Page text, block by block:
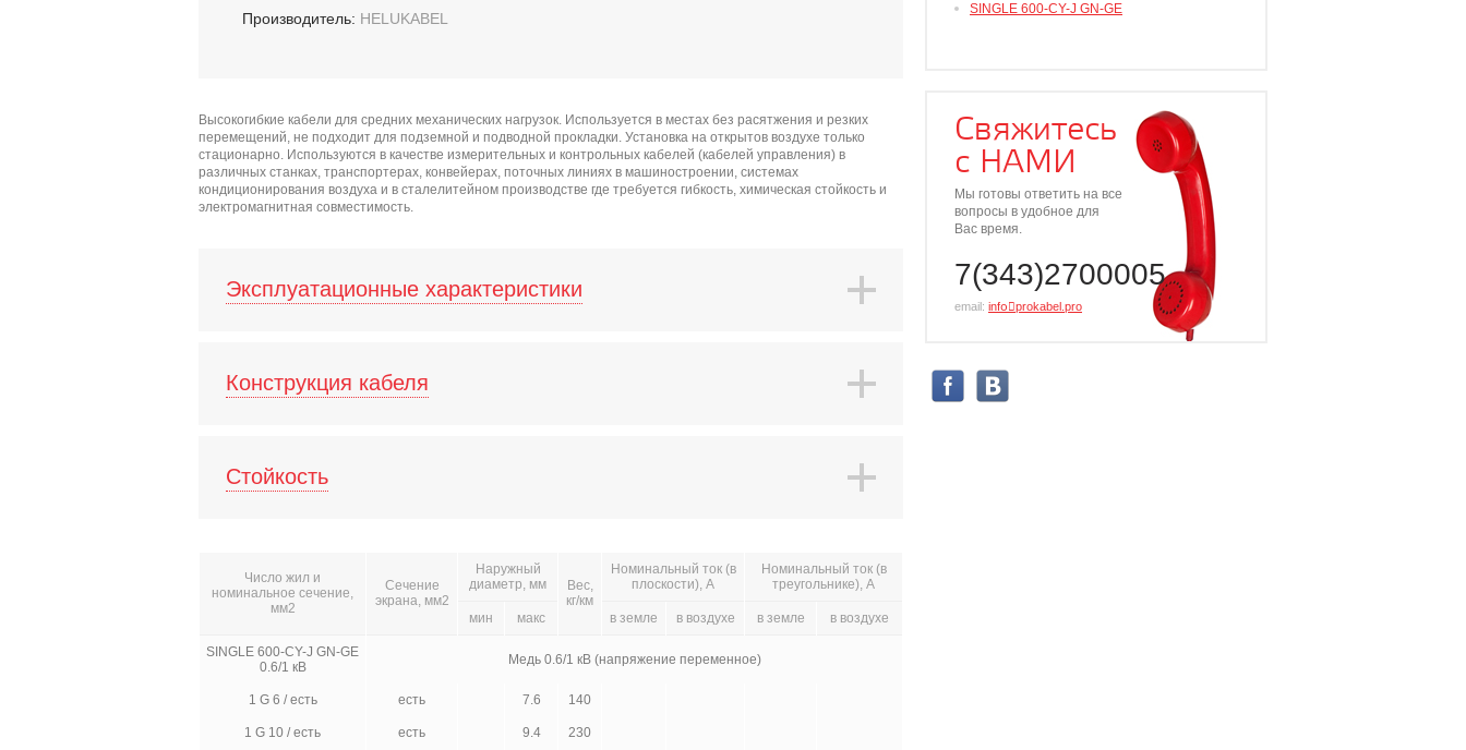
Производитель: HELUKABEL
Высокогибкие кабели для средних механических нагрузок. Используется в местах без расятжения и резких
перемещений, не подходит для подземной и подводной прокладки. Установка на открытов воздухе только
стационарно. Используются в качестве измерительных и контрольных кабелей (кабелей управления) в
различных станках, транспортерах, конвейерах, поточных линиях в машиностроении, системах
кондиционирования воздуха и в сталелитейном производстве где требуется гибкость, химическая стойкость и
электромагнитная совместимость.
Эксплуатационные характеристики
Конструкция кабеля
Стойкость
Число жил и
номинальное сечение,
мм2
Сечение
экрана, мм2
Наружный
диаметр, мм
Вес,
кг/км
Номинальный ток (в
плоскости), А
Номинальный ток (в
треугольнике), А
мин макс в земле в воздухе в земле в воздухе
SINGLE 600-CY-J GN-GE
0.6/1 кВ
Медь 0.6/1 кВ (напряжение переменное)
1 G 6 / есть есть 7.6 140
1 G 10 / есть есть 9.4 230
SINGLE 600-CY-J GN-GE
Свяжитесь
с НАМИ
Мы готовы ответить на все
вопросы в удобное для
Вас время.
7(343)2700005
email: info⃝prokabel.pro